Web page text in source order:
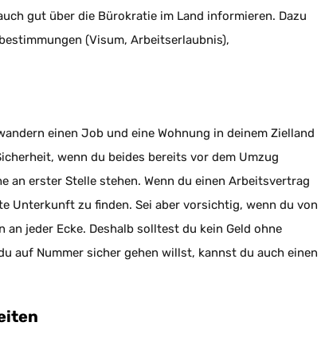
gut über die Bürokratie im Land informieren. Dazu
(Visum, Arbeitserlaubnis),
einen Job und eine Wohnung in deinem Zielland
wenn du beides bereits vor dem Umzug
an erster Stelle stehen. Wenn du einen Arbeitsvertrag
Unterkunft zu finden. Sei aber vorsichtig, wenn du von
jeder Ecke. Deshalb solltest du kein Geld ohne
auf Nummer sicher gehen willst, kannst du auch einen